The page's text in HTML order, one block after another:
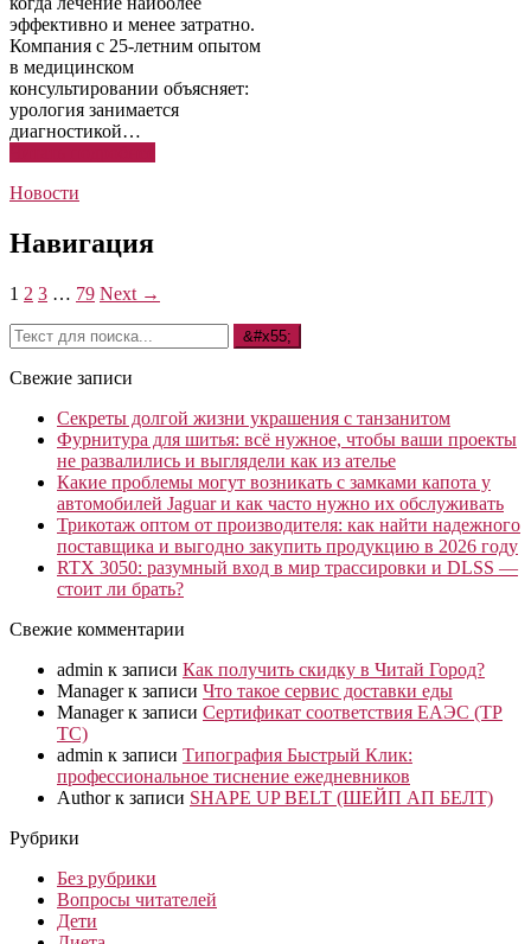
эффективно и менее затратно.
Компания с 25-летним опытом
в медицинском
консультировании объясняет:
урология занимается
диагностикой…
Новости
Навигация
1 2 3 … 79 Next →
Свежие записи
Секреты долгой жизни украшения с танзанитом
Фурнитура для шитья: всё нужное, чтобы ваши проекты
не развалились и выглядели как из ателье
Какие проблемы могут возникать с замками капота у
автомобилей Jaguar и как часто нужно их обслуживать
Трикотаж оптом от производителя: как найти надежного
поставщика и выгодно закупить продукцию в 2026 году
RTX 3050: разумный вход в мир трассировки и DLSS —
стоит ли брать?
Свежие комментарии
admin к записи Как получить скидку в Читай Город?
Managerк записи Что такое сервис доставки еды
Managerк записи Сертификат соответствия ЕАЭС (ТР
ТС)
admin к записи Типография Быстрый Клик:
профессиональное тиснение ежедневников
Authorк записи SHAPE UP BELT (ШЕЙП АП БЕЛТ)
Рубрики
Без рубрики
Вопросы читателей
Дети